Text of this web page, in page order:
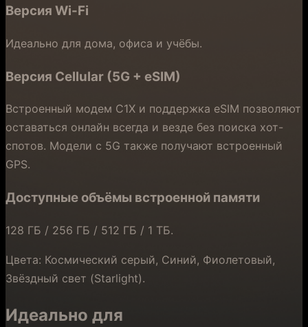
Версия Wi-Fi
Идеально для дома, офиса и учёбы.
Версия Cellular (5G + eSIM)
Встроенный модем C1X и поддержка eSIM позволяют
оставаться онлайн всегда и везде без поиска хот-
спотов. Модели с 5G также получают встроенный
GPS.
Доступные объёмы встроенной памяти
128 ГБ / 256 ГБ / 512 ГБ / 1 ТБ.
Цвета: Космический серый, Синий, Фиолетовый,
Звёздный свет (Starlight).
Идеально для